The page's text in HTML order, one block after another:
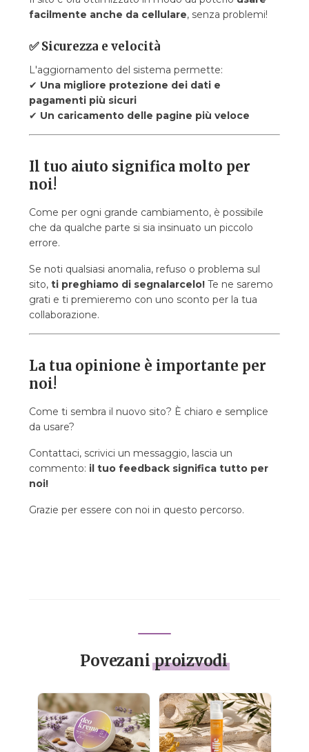
facilmente anche da cellulare, senza problemi!
✅Sicurezza e velocità
L'aggiornamento del sistema permette:
✔ Una migliore protezione dei dati e
pagamenti più sicuri
✔ Un caricamento delle pagine più veloce
Il tuo aiuto significa molto per
noi!
Come per ogni grande cambiamento, è possibile
che da qualche parte si sia insinuato un piccolo
errore.
Se noti qualsiasi anomalia, refuso o problema sul
sito, ti preghiamo di segnalarcelo! Te ne saremo
grati e ti premieremo con uno sconto per la tua
collaborazione.
La tua opinione è importante per
noi!
Come ti sembra il nuovo sito? È chiaro e semplice
da usare?
Contattaci, scrivici un messaggio, lascia un
commento: il tuo feedback significa tutto per
noi!
Grazie per essere con noi in questo percorso.
Povezaniproizvodi